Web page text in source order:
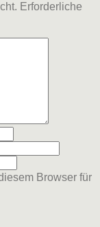
Erforderliche
Browser für